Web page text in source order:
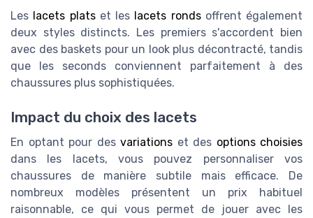
Les lacets platset les lacets rondsoffrent également
deux styles distincts. Les premiers s'accordent bien
avec des baskets pour un look plus décontracté, tandis
que les seconds conviennent parfaitement à des
chaussures plus sophistiquées.
Impact du choix des lacets
En optant pour des variations et des options choisies
dans les lacets, vous pouvez personnaliser vos
chaussures de manière subtile mais efficace. De
nombreux modèles présentent un prix habituel
raisonnable, ce qui vous permet de jouer avec les